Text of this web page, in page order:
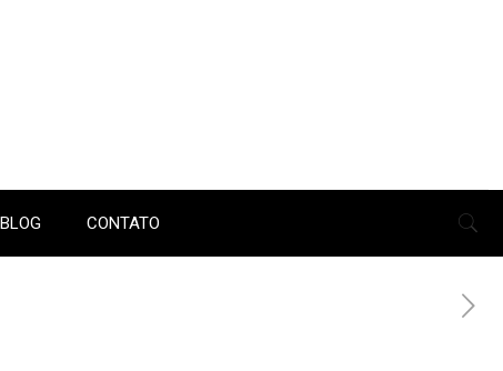
BLOG CONTATO